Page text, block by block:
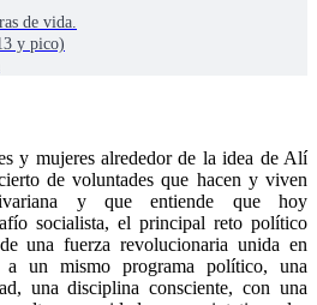
de vida.
y pico)
y mujeres alrededor de la idea de Alí
de voluntades que hacen y viven
y que entiende que hoy
socialista, el principal reto político
una fuerza revolucionaria unida en
un mismo programa político, una
una disciplina consciente, con una